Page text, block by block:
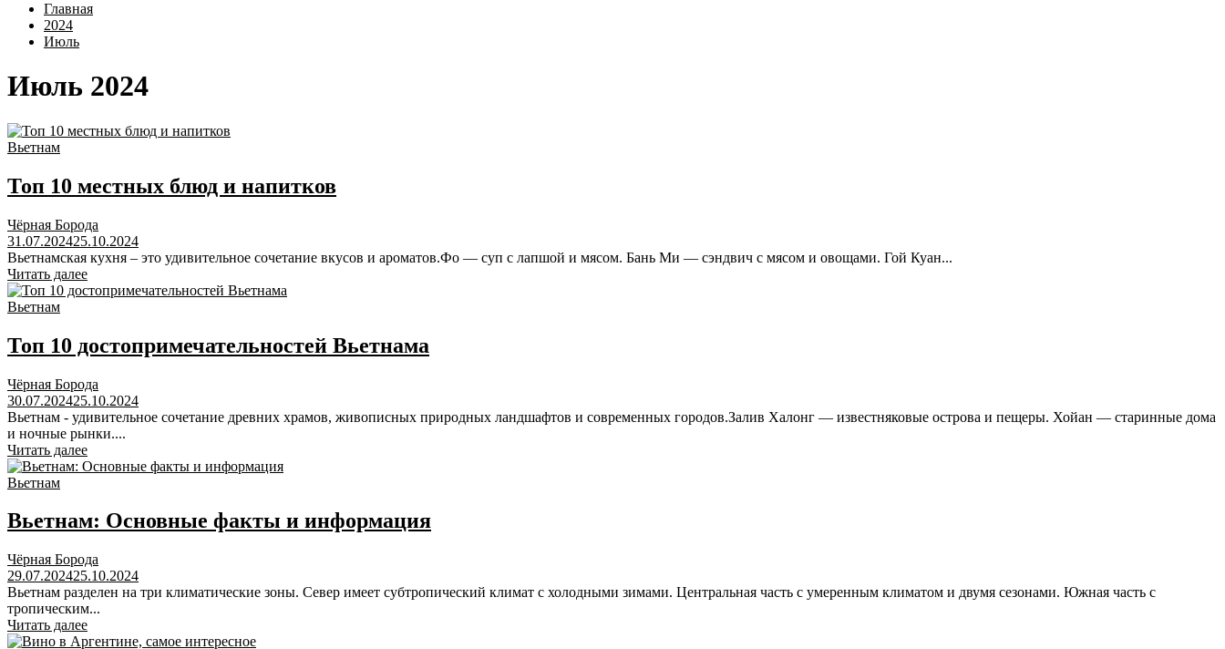
Главная
2024
Июль
Июль 2024
Вьетнам
Топ 10 местных блюд и напитков
Чёрная Борода
31.07.202425.10.2024
Вьетнамская кухня – это удивительное сочетание вкусов и ароматов.Фо — суп с лапшой и мясом. Бань Ми — сэндвич с мясом и овощами. Гой Куан...
Читать далее
Вьетнам
Топ 10 достопримечательностей Вьетнама
Чёрная Борода
30.07.202425.10.2024
Вьетнам - удивительное сочетание древних храмов, живописных природных ландшафтов и современных городов.Залив Халонг — известняковые острова и пещеры. Хойан — старинные дома
и ночные рынки....
Читать далее
Вьетнам
Вьетнам: Основные факты и информация
Чёрная Борода
29.07.202425.10.2024
Вьетнам разделен на три климатические зоны. Север имеет субтропический климат с холодными зимами. Центральная часть с умеренным климатом и двумя сезонами. Южная часть с
тропическим...
Читать далее